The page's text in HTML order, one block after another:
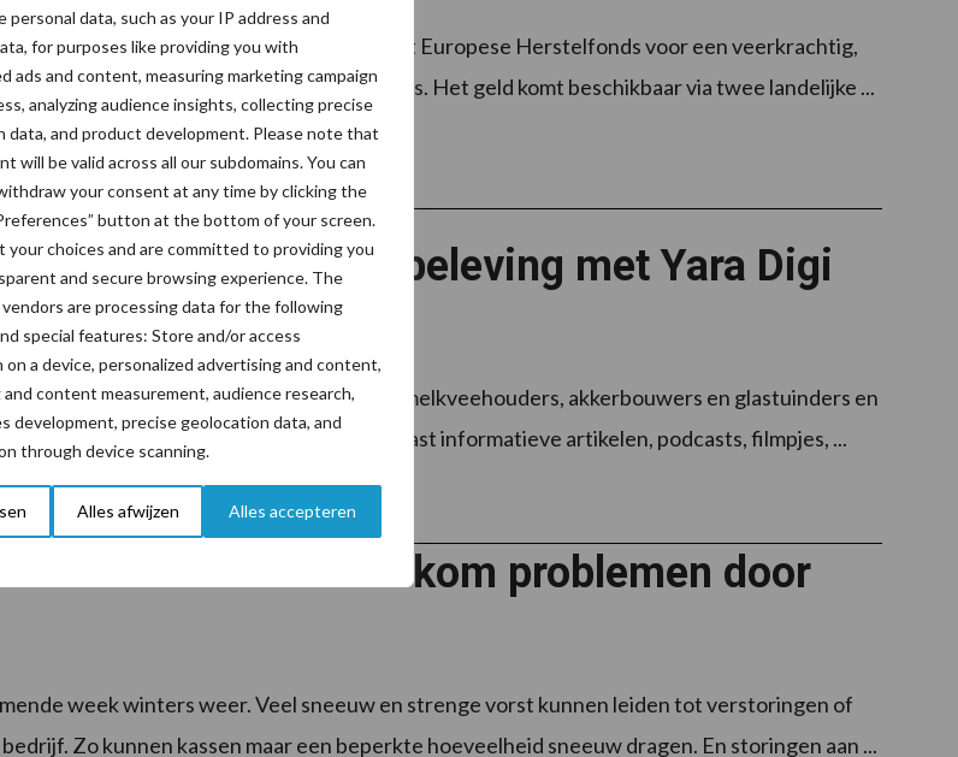
personal data, such as your IP address and
for purposes like providing you with
ads and content, measuring marketing campaign
analyzing audience insights, collecting precise
data, and product development. Please note that
will be valid across all our subdomains. You can
your consent at any time by clicking the
button at the bottom of your screen.
your choices and are committed to providing you
and secure browsing experience. The
are processing data for the following
special features: Store and/or access
on a device, personalized advertising and content,
content measurement, audience research,
development, precise geolocation data, and
through device scanning.
Alles afwijzen Alles accepteren
en 2022 in totaal 52,4 miljoen vanuit het Europese Herstelfonds voor een veerkrachtig,
herstel van de landbouw uit de coronacrisis. Het geld komt beschikbaar via twee landelijke ...
virtuele bedrijfsbeleving met Yara Digi
Yara Benelux de Yara Digi Farm voor melkveehouders, akkerbouwers en glastuinders en
Online omgeving bomvol informatie Naast informatieve artikelen, podcasts, filmpjes, ...
in aantocht: Voorkom problemen door
week winters weer. Veel sneeuw en strenge vorst kunnen leiden tot verstoringen of
Zo kunnen kassen maar een beperkte hoeveelheid sneeuw dragen. En storingen aan ...